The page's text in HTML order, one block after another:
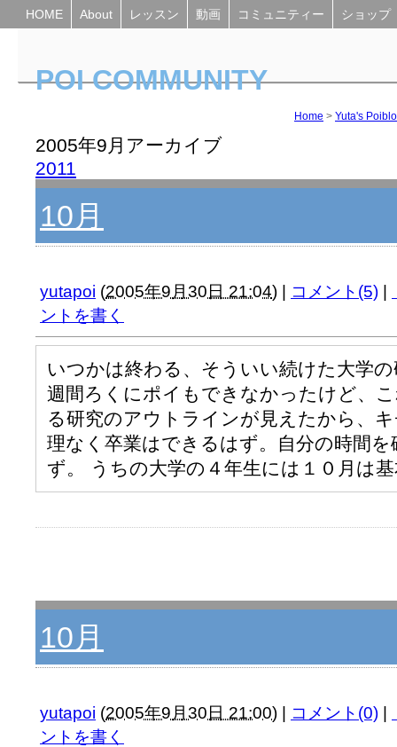
HOME About レッスン 動画 コミュニティー ショップ
POI COMMUNITY
Home > Yuta's
2005年9月アーカイブ
2011
10月
yutapoi (2005年9月30日 21:04) | コメント(5) |
ントを書く
いつかは終わる、そういい続けた大学
週間ろくにポイもできなかったけど、
る研究のアウトラインが見えたから、
理なく卒業はできるはず。自分の時間
ず。 うちの大学の４年生には１０月は
10月
yutapoi (2005年9月30日 21:00) | コメント(0) |
ントを書く